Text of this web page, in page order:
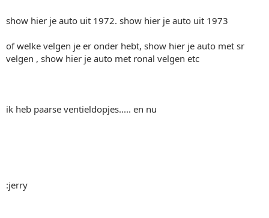
show hier je auto uit 1972. show hier je auto uit 1973
of welke velgen je er onder hebt, show hier je auto met sr
velgen , show hier je auto met ronal velgen etc
ik heb paarse ventieldopjes..... en nu
:jerry